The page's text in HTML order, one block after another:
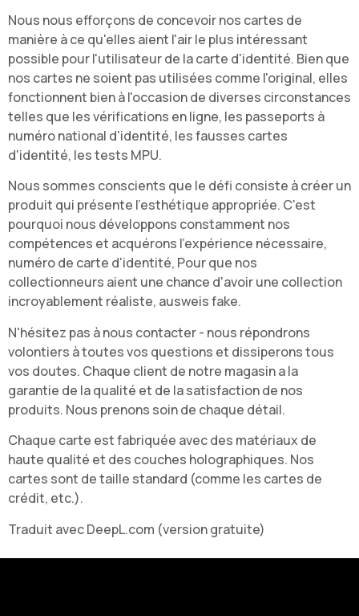
Nous nous efforçons de concevoir nos cartes de
manière à ce qu'elles aient l'air le plus intéressant
possible pour l'utilisateur de la carte d'identité. Bien que
nos cartes ne soient pas utilisées comme l'original, elles
fonctionnent bien à l'occasion de diverses circonstances
telles que les vérifications en ligne, les passeports à
numéro national d'identité, les fausses cartes
d'identité, les tests MPU.
Nous sommes conscients que le défi consiste à créer un
produit qui présente l'esthétique appropriée. C'est
pourquoi nous développons constamment nos
compétences et acquérons l'expérience nécessaire,
numéro de carte d'identité, Pour que nos
collectionneurs aient une chance d'avoir une collection
incroyablement réaliste, ausweis fake.
N'hésitez pas à nous contacter - nous répondrons
volontiers à toutes vos questions et dissiperons tous
vos doutes. Chaque client de notre magasin a la
garantie de la qualité et de la satisfaction de nos
produits. Nous prenons soin de chaque détail.
Chaque carte est fabriquée avec des matériaux de
haute qualité et des couches holographiques. Nos
cartes sont de taille standard (comme les cartes de
crédit, etc.).
Traduit avec DeepL.com (version gratuite)